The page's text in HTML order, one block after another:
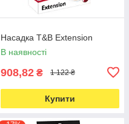
Насадка T&B Extension
В наявності
908,82 ₴ 1 122 ₴
Купити